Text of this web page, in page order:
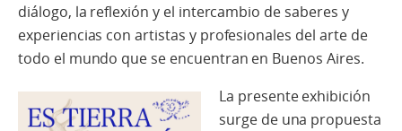
diálogo, la reflexión y el intercambio de saberes y
experiencias con artistas y profesionales del arte de
todo el mundo que se encuentran en Buenos Aires.
La presente exhibición
surge de una propuesta